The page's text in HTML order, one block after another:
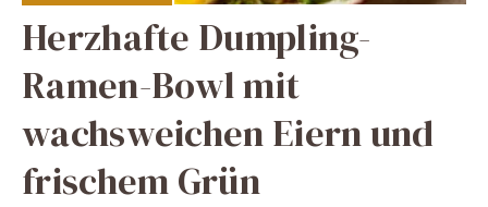
Herzhafte Dumpling-
Ramen-Bowl mit
wachsweichen Eiern und
frischem Grün